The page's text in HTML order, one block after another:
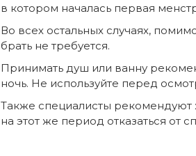
в котором началась первая
Во всех остальных случаях,
брать не требуется.
Принимать душ или ванну
ночь. Не используйте перед
Также специалисты рекомендуют
на этот же период отказаться от